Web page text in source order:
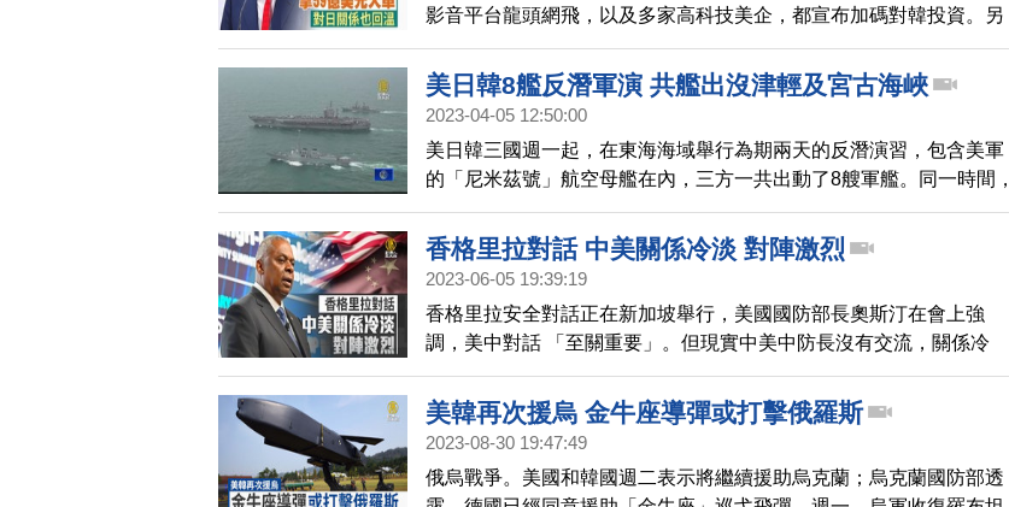
影音平台龍頭網飛，以及多家高科技美企，都宣布加碼對韓投資。另
外，日韓關係也走向重修舊好。
美日韓8艦反潛軍演 共艦出沒津輕及宮古海峽
2023-04-05 12:50:00
美日韓三國週一起，在東海海域舉行為期兩天的反潛演習，包含美軍
的「尼米茲號」航空母艦在內，三方一共出動了8艘軍艦。同一時間，
中共軍艦也同樣動作頻頻，在日本周邊的海域出沒。日本防衛省指
出，共軍的一艘電子偵察船，週一穿越了津輕海峽，進入太平洋。同
一天，還有兩艘軍艦穿過宮古海峽之後，進入太平洋。
香格里拉對話 中美關係冷淡 對陣激烈
2023-06-05 19:39:19
香格里拉安全對話正在新加坡舉行，美國國防部長奧斯汀在會上強
調，美中對話 「至關重要」。但現實中美中防長沒有交流，關係冷
淡。另一方面，美加海軍艦船週六罕見聯合航行穿越台灣海峽，中共
軍艦突然橫穿美艦船頭，升級緊張。
美韓再次援烏 金牛座導彈或打擊俄羅斯
2023-08-30 19:47:49
俄烏戰爭。美國和韓國週二表示將繼續援助烏克蘭；烏克蘭國防部透